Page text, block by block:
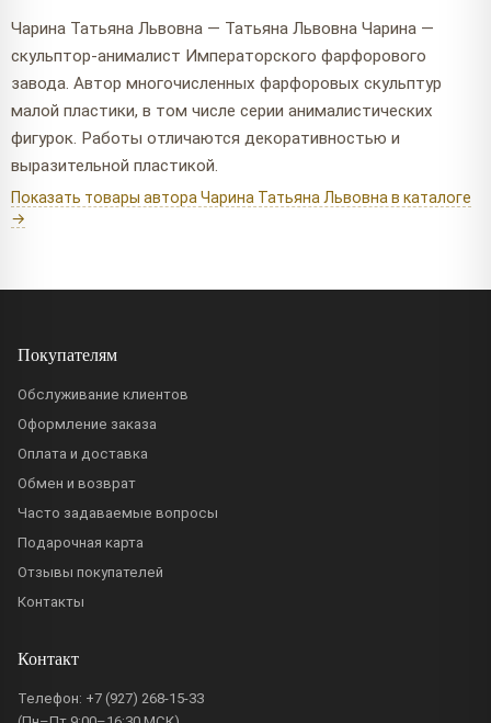
Чарина Татьяна Львовна — Татьяна Львовна Чарина —
скульптор-анималист Императорского фарфорового
завода. Автор многочисленных фарфоровых скульптур
малой пластики, в том числе серии анималистических
фигурок. Работы отличаются декоративностью и
выразительной пластикой.
Показать товары автора Чарина Татьяна Львовна в каталоге
→
Покупателям
Обслуживание клиентов
Оформление заказа
Оплата и доставка
Обмен и возврат
Часто задаваемые вопросы
Подарочная карта
Отзывы покупателей
Контакты
Контакт
Телефон: +7 (927) 268-15-33